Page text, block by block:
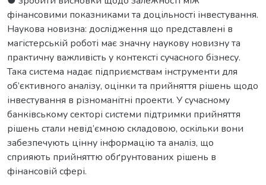
фінансовими показниками та доцільності інвестування.
Наукова новизна: дослідження що представлені в
магістерській роботі має значну наукову новизну та
практичну важливість у контексті сучасного бізнесу.
Така система надає підприємствам інструменти для
об’єктивного аналізу, оцінки та прийняття рішень щодо
інвестування в різноманітні проекти. У сучасному
банківському секторі системи підтримки прийняття
рішень стали невід’ємною складовою, оскільки вони
забезпечують цінну інформацію та аналіз, що
сприяють прийняттю обґрунтованих рішень в
фінансовій сфері.